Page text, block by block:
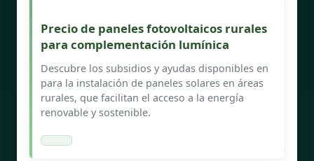
Precio de paneles fotovoltaicos rurales
para complementación lumínica
Descubre los subsidios y ayudas disponibles en
para la instalación de paneles solares en áreas
rurales, que facilitan el acceso a la energía
renovable y sostenible.